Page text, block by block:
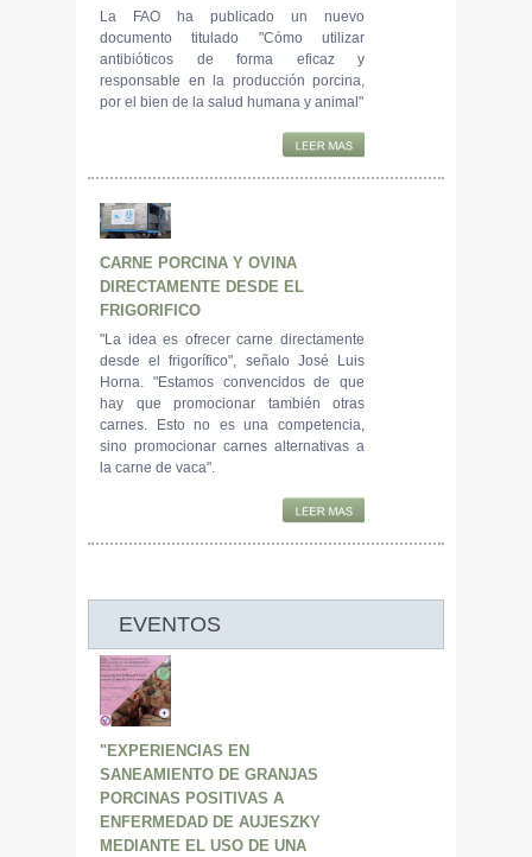
La FAO ha publicado un nuevo
documento titulado "Cómo utilizar
antibióticos de forma eficaz y
responsable en la producción porcina,
por el bien de la salud humana y animal"
CARNE PORCINA Y OVINA
DIRECTAMENTE DESDE EL
FRIGORIFICO
"La idea es ofrecer carne directamente
desde el frigorífico", señalo José Luis
Horna. "Estamos convencidos de que
hay que promocionar también otras
carnes. Esto no es una competencia,
sino promocionar carnes alternativas a
la carne de vaca".
EVENTOS
"EXPERIENCIAS EN
SANEAMIENTO DE GRANJAS
PORCINAS POSITIVAS A
ENFERMEDAD DE AUJESZKY
MEDIANTE EL USO DE UNA